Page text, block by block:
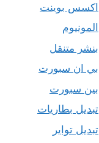
اكسس بوينت
المونيوم
بنشر متنقل
بي ان سبورت
بين سبورت
تبديل بطاريات
تبديل تواير